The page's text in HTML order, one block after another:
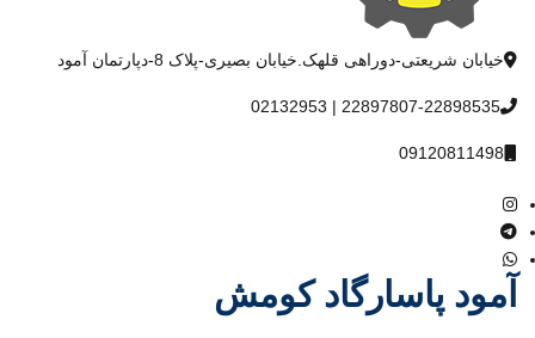
خیابان شریعتی-دوراهی قلهک.خیابان بصیری-پلاک 8-دپارتمان آمود
22897807-22898535 | 02132953
09120811498
آمود پاسارگاد کومش